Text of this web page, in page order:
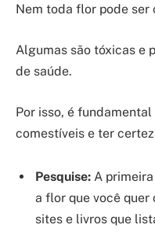
Nem toda flor pode ser
Algumas são tóxicas e
de saúde.
Por isso, é
comestíveis e ter
Pesquise: A
a flor que você quer
sites e livros que